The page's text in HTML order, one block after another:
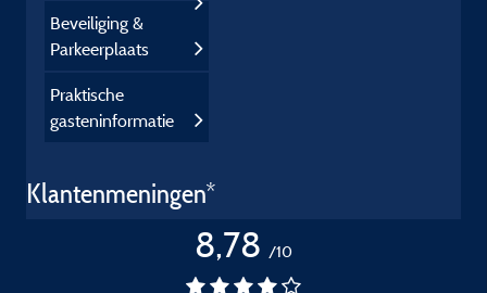
Beveiliging &
Parkeerplaats
Praktische
gasteninformatie
Klantenmeningen*
8,78 /10